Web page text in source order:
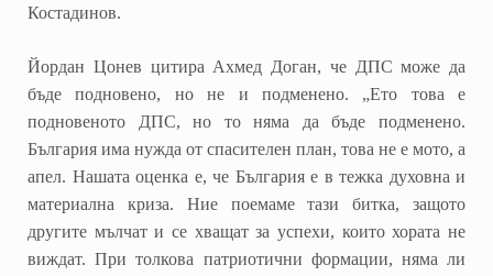
Костадинов.
Йордан Цонев цитира Ахмед Доган, че ДПС може да
бъде подновено, но не и подменено. „Ето това е
подновеното ДПС, но то няма да бъде подменено.
България има нужда от спасителен план, това не е мото, а
апел. Нашата оценка е, че България е в тежка духовна и
материална криза. Ние поемаме тази битка, защото
другите мълчат и се хващат за успехи, които хората не
виждат. При толкова патриотични формации, няма ли